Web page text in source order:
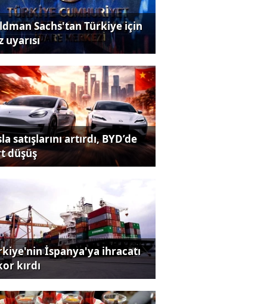
Sachs'tan Türkiye için
uyarısı
satışlarını artırdı, BYD’de
düşüş
İspanya'ya ihracatı
kırdı